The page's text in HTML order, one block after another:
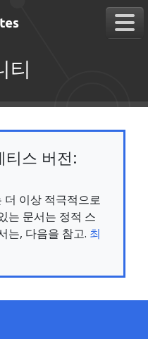
티
티스 버전:
이상 적극적으로
는 문서는 정적 스
는, 다음을 참고. 최